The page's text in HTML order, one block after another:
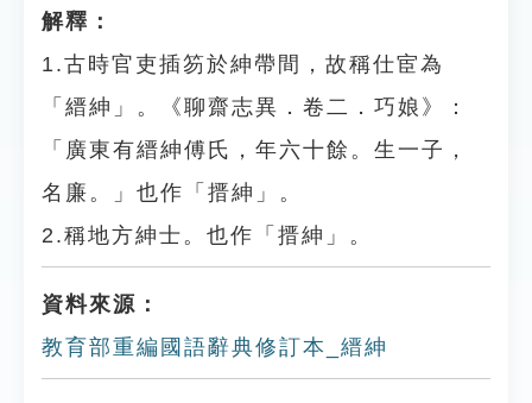
解釋：
1.古時官吏插笏於紳帶間，故稱仕宦為
「縉紳」。《聊齋志異．卷二．巧娘》：
「廣東有縉紳傅氏，年六十餘。生一子，
名廉。」也作「搢紳」。
2.稱地方紳士。也作「搢紳」。
資料來源：
教育部重編國語辭典修訂本_縉紳